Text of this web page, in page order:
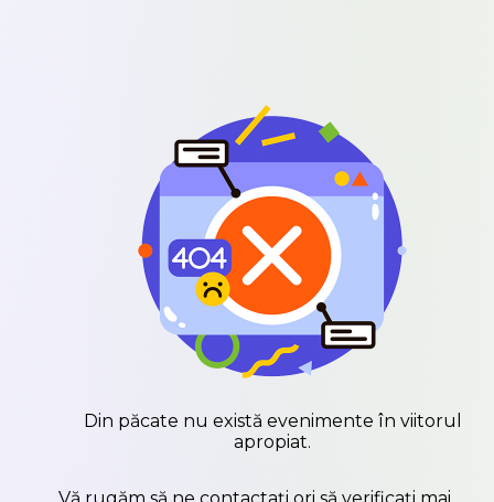
Din păcate nu există evenimente în viitorul
apropiat.
Vă rugăm să ne contactați ori să verificați mai